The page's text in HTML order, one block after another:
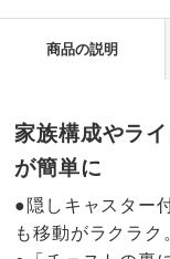
商品の説明
家族構成やラ
が簡単に
●隠しキャスター
も移動がラクラク